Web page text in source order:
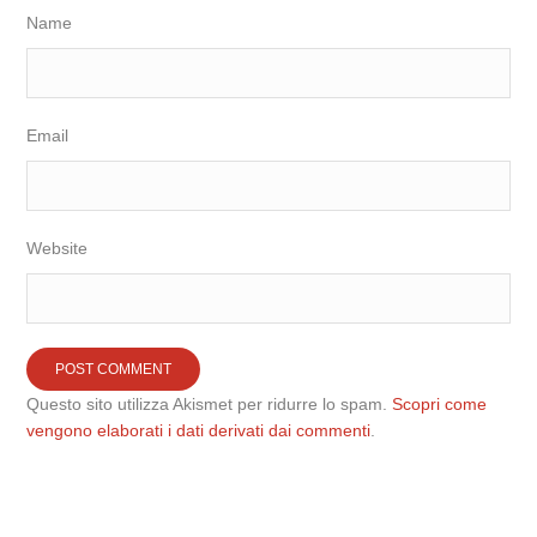
Name
Email
Website
Questo sito utilizza Akismet per ridurre lo spam.Scopri come
vengono elaborati i dati derivati dai commenti